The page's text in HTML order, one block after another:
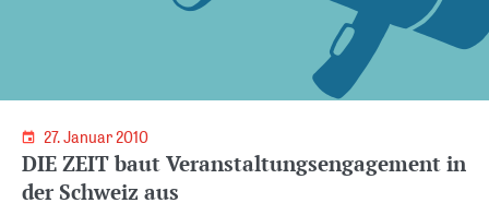
27. Januar 2010
DIE ZEIT baut Veranstaltungsengagement in
der Schweiz aus